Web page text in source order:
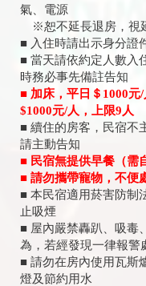
氣、電源
※恕不延長退房，視
■ 入住時請出示身分證
■ 當天請依約定人數入
時務必事先備註告知
■ 加床，平日＄1000元
$1000元/人，上限9人
■ 續住的房客，民宿不
請主動告知
■ 民宿無提供早餐（需
■ 請勿攜帶寵物，不便
■ 本民宿適用菸害防制
止吸煙
■ 屋內嚴禁轟趴、吸毒
為，若經發現一律報警
■ 請勿在房內使用瓦斯
燈及節約用水